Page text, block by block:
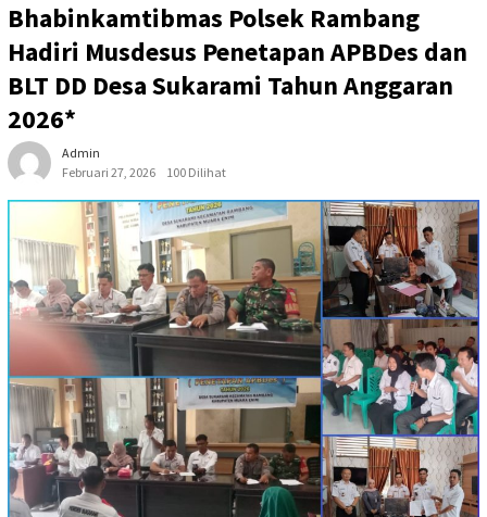
Bhabinkamtibmas Polsek Rambang
Hadiri Musdesus Penetapan APBDes dan
BLT DD Desa Sukarami Tahun Anggaran
2026*
Admin
Februari 27, 2026
100 Dilihat